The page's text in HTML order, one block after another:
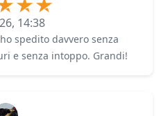
14:38
spedito davvero senza
e senza intoppo. Grandi!